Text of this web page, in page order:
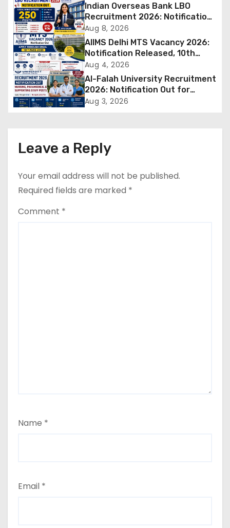
a
v
i
g
a
o
n
Indian Overseas Bank LBO
Recruitment 2026: Notification
Out for 250 Posts, Apply Online
Aug 8, 2026
AIIMS Delhi MTS Vacancy 2026:
Notification Released, 10th
Pass Candidates Can Apply
Through Email
Aug 4, 2026
Al-Falah University Recruitment
2026: Notification Out for
Nursing, Paramedical &
Aug 3, 2026
Leave a Reply
Your email address will not be published.
Required fields are marked *
Comment *
Name *
Email *